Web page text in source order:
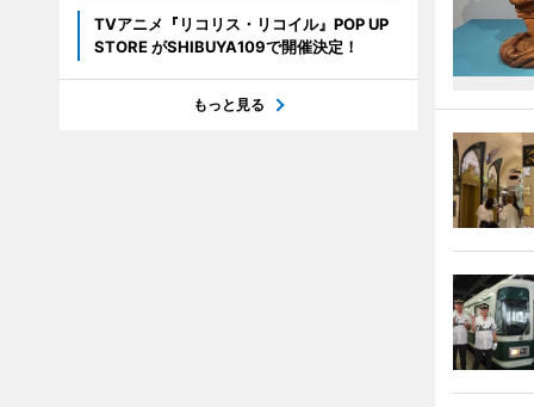
TVアニメ『リコリス・リコイル』POP UP
STORE がSHIBUYA109で開催決定！
もっと見る